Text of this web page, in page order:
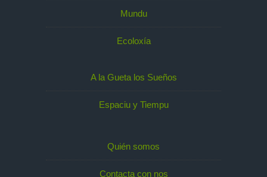
Mundu
Ecoloxía
A la Gueta los Sueños
Espaciu y Tiempu
Quién somos
Contacta con nos